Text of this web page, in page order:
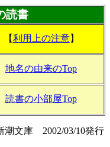
読書
【利用上の注意】
地名の由来のTop
読書の小部屋Top
庫 2002/03/10発行